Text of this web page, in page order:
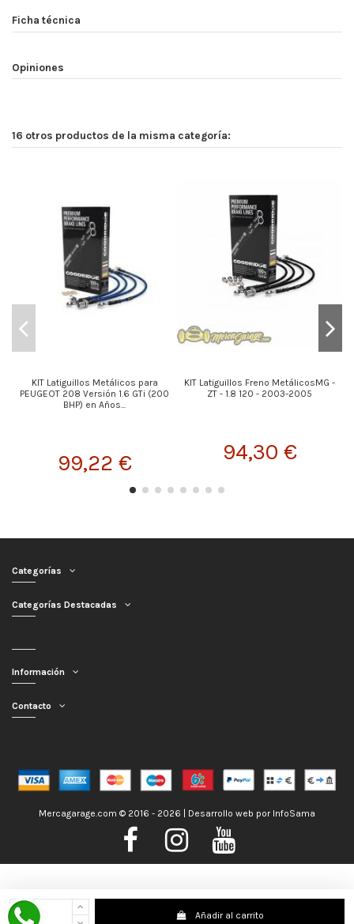
Nos encontramos de Vacaciones, no obstante los pedidos hechos se
despacharán con normalidad; usted puede hacer su pedido y le será enviado en
Añadir al carrito
Ficha técnica
Opiniones
16 otros productos de la misma categoría:
KIT Latiguillos Metálicos para
PEUGEOT 208 Versión 1.6 GTi (200
BHP) en Años...
99,22 €
KIT Latiguillos Freno MetálicosMG -
ZT - 1.8 120 - 2003-2005
94,30 €
Categorías
Categorías Destacadas
Información
Contacto
Mercagarage.com © 2016 - 2026 | Desarrollo web por InfoSama